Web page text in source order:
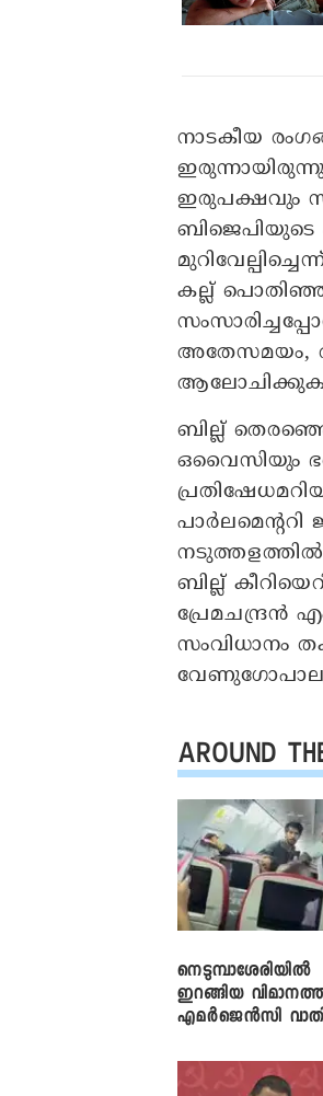
നാടകീയ
ഇരുന്നായിരുന്നു
ഇരുപക്ഷവും
ബിജെപിയുടെ
കല്ല്
അതേസമയം,
ബില്ല്
ഒവൈസിയും
നടുത്തളത്തിൽ
ബില്ല്
പ്രേമചന്ദ്രൻ
സംവിധാനം
വേണുഗോപാലും
AROUND
നെടുമ്പാശേരിയിൽ
ഇറങ്ങിയ
എമർജെൻസി